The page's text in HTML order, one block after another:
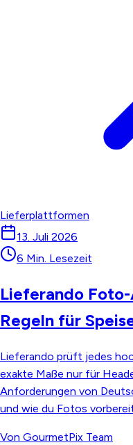
Lieferplattformen
13. Juli 2026
6 Min. Lesezeit
Lieferando
Regeln für
Lieferando prüft jedes
exakte Maße nur für
Anforderungen von
und wie du Fotos
Von GourmetPix Team